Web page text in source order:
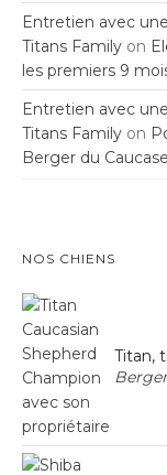
Entretien avec
Titans Family on
les premiers 9
Entretien avec
Titans Family on
Berger du
NOS CHIENS
Titan,